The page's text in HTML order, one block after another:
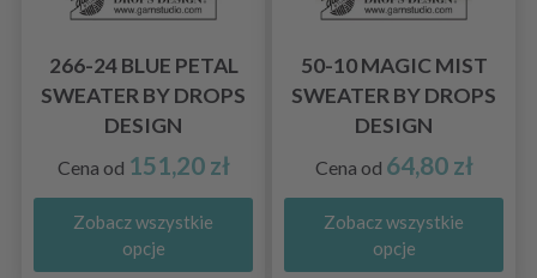
266-24 BLUE PETAL
SWEATER BY DROPS
DESIGN
Cena od 151,20 zł
Zobacz wszystkie
opcje
50-10 MAGIC MIST
SWEATER BY DROPS
DESIGN
Cena od 64,80 zł
Zobacz wszystkie
opcje